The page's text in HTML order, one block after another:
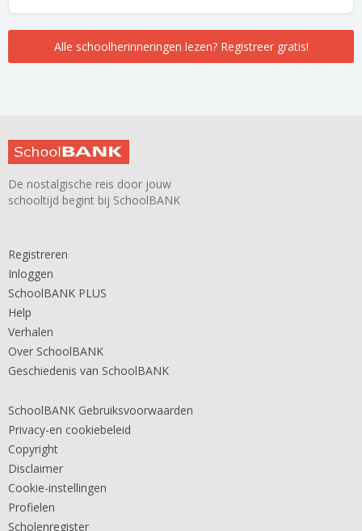
Alle schoolherinneringen lezen? Registreer gratis!
De nostalgische reis door jouw
schooltijd begint bij SchoolBANK
Registreren
Inloggen
SchoolBANK PLUS
Help
Verhalen
Over SchoolBANK
Geschiedenis van SchoolBANK
SchoolBANK Gebruiksvoorwaarden
Privacy-en cookiebeleid
Copyright
Disclaimer
Cookie-instellingen
Profielen
Scholenregister